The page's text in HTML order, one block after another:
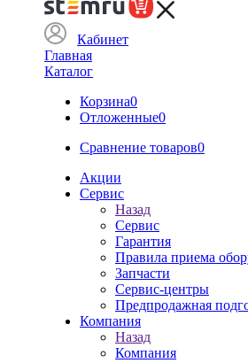
Кабинет
Главная
Каталог
Корзина0
Отложенные0
Сравнение товаров0
Акции
Сервис
Назад
Сервис
Гарантия
Правила приема
Запчасти
Сервис-центры
Предпродажная
Компания
Назад
Компания